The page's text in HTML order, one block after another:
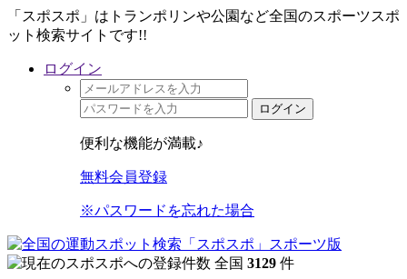
「スポスポ」はトランポリンや公園など全国のスポーツスポ
ット検索サイトです!!
ログイン
ログイン
便利な機能が満載♪
無料会員登録
※パスワードを忘れた場合
全国 3129 件